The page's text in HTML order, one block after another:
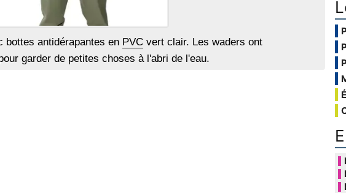
bottes antidérapantes en PVC vert clair. Les waders ont
garder de petites choses à l'abri de l'eau.